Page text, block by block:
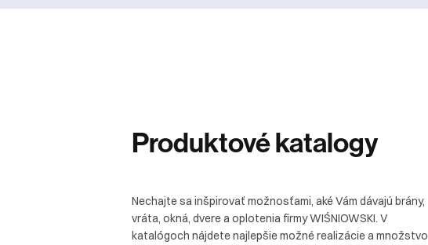
Produktovékatalogy
Nechajte sa inšpirovať možnosťami, aké Vám dávajú brány,
vráta, okná, dvere a oplotenia firmy WIŚNIOWSKI. V
katalógoch nájdete najlepšie možné realizácie a množstvo